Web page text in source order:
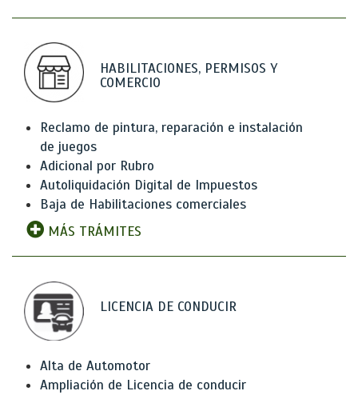
HABILITACIONES, PERMISOS Y
COMERCIO
Reclamo de pintura, reparación e instalación
de juegos
Adicional por Rubro
Autoliquidación Digital de Impuestos
Baja de Habilitaciones comerciales
MÁS TRÁMITES
LICENCIA DE CONDUCIR
Alta de Automotor
Ampliación de Licencia de conducir